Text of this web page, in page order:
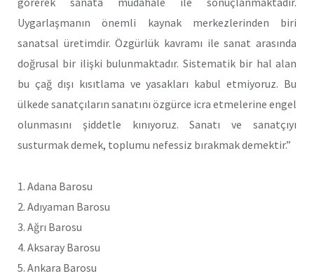
Uygarlaşmanın önemli kaynak merkezlerinden biri
sanatsal üretimdir. Özgürlük kavramı ile sanat arasında
doğrusal bir ilişki bulunmaktadır. Sistematik bir hal alan
bu çağ dışı kısıtlama ve yasakları kabul etmiyoruz. Bu
ülkede sanatçıların sanatını özgürce icra etmelerine engel
olunmasını şiddetle kınıyoruz. Sanatı ve sanatçıyı
susturmak demek, toplumu nefessiz bırakmak demektir.”
1. Adana Barosu
2. Adıyaman Barosu
3. Ağrı Barosu
4. Aksaray Barosu
5. Ankara Barosu